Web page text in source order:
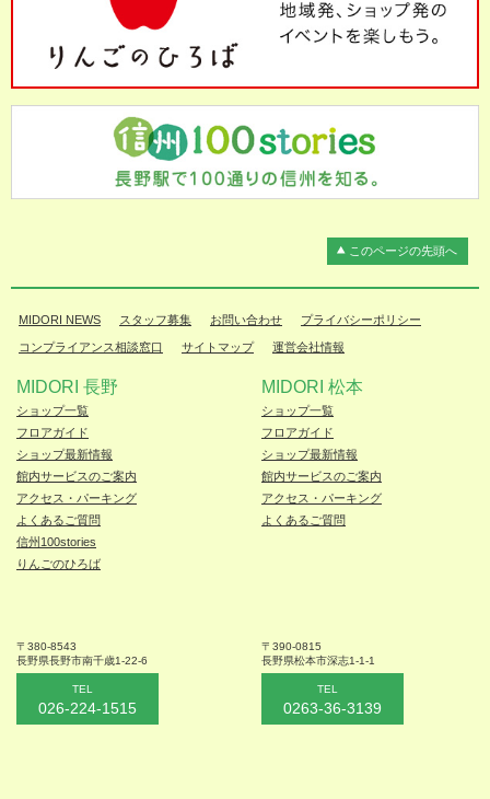
このページの先頭へ
MIDORI NEWS スタッフ募集 お問い合わせ プライバシーポリシー
コンプライアンス相談窓口 サイトマップ 運営会社情報
MIDORI 長野
ショップ一覧
フロアガイド
ショップ最新情報
館内サービスのご案内
アクセス・パーキング
よくあるご質問
信州100stories
りんごのひろば
〒380-8543
長野県長野市南千歳1-22-6
TEL
026-224-1515
MIDORI 松本
ショップ一覧
フロアガイド
ショップ最新情報
館内サービスのご案内
アクセス・パーキング
よくあるご質問
〒390-0815
長野県松本市深志1-1-1
TEL
0263-36-3139